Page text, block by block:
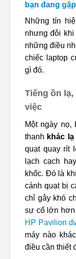
bạn đang
Những tín
nhưng đôi
những điều
chiếc laptop
gì đó.
Tiếng ồn
việc
Một ngày nọ,
thanh khác lạ
quạt quay rít
lạch cạch
khốc. Đó là
cánh quạt bị
chỉ gây khó
sự cố lớn hơn
HP Pavilion
máy nào
điều cần thiết